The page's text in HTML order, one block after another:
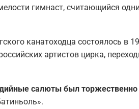
гимнаст, считающийся
канатоходца состоялось в
артистов цирка,
салюты был